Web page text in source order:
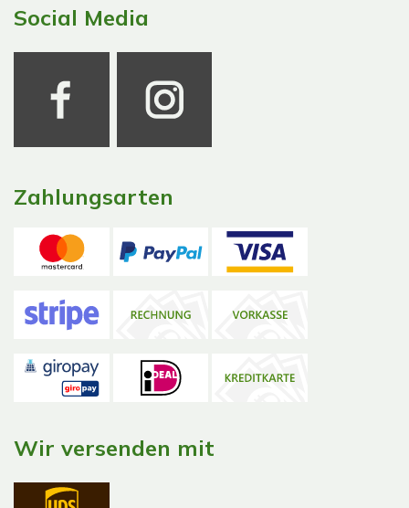
Social Media
Zahlungsarten
Wir versenden mit